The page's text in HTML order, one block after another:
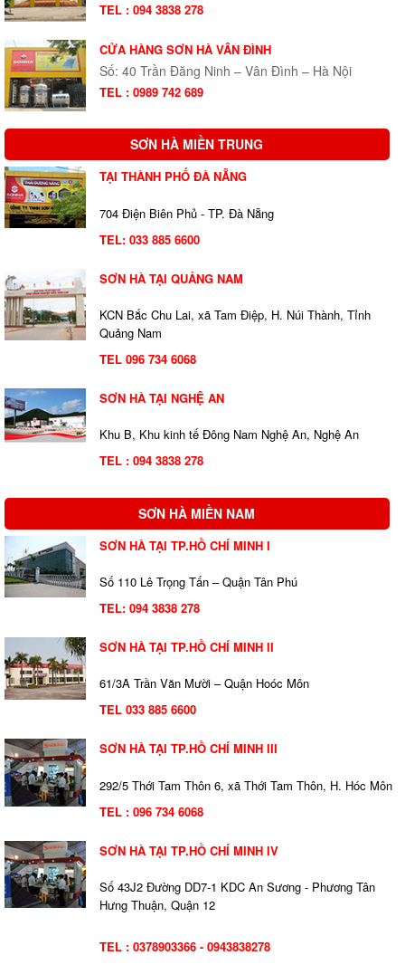
TEL : 094 3838 278
CỬA HÀNG SƠN HÀ VÂN ĐÌNH
Số: 40 Trần Đăng Ninh – Vân Đình – Hà Nội
TEL : 0989 742 689
SƠN HÀ MIỀN TRUNG
TẠI THÀNH PHỐ ĐÀ NẴNG
704 Điện Biên Phủ - TP. Đà Nẵng
TEL: 033 885 6600
SƠN HÀ TẠI QUẢNG NAM
KCN Bắc Chu Lai, xã Tam Điệp, H. Núi Thành, Tỉnh
Quảng Nam
TEL 096 734 6068
SƠN HÀ TẠI NGHỆ AN
Khu B, Khu kinh tế Đông Nam Nghệ An, Nghệ An
TEL : 094 3838 278
SƠN HÀ MIỀN NAM
SƠN HÀ TẠI TP.HỒ CHÍ MINH I
Số 110 Lê Trọng Tấn – Quận Tân Phú
TEL: 094 3838 278
SƠN HÀ TẠI TP.HỒ CHÍ MINH II
61/3A Trần Văn Mười – Quận Hoóc Môn
TEL 033 885 6600
SƠN HÀ TẠI TP.HỒ CHÍ MINH III
292/5 Thới Tam Thôn 6, xã Thới Tam Thôn, H. Hóc Môn
TEL : 096 734 6068
SƠN HÀ TẠI TP.HỒ CHÍ MINH IV
Số 43J2 Đường DD7-1 KDC An Sương - Phương Tân
Hưng Thuận, Quận 12
TEL : 0378903366 - 0943838278